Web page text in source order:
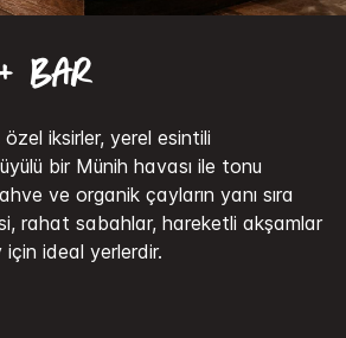
bar
özel iksirler, yerel esintili
bir Münih havası ile tonu
ve organik çayların yanı sıra
rahat sabahlar, hareketli akşamlar
ideal yerlerdir.